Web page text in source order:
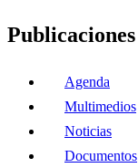
Publicaciones
Agenda
Multimedios
Noticias
Documentos